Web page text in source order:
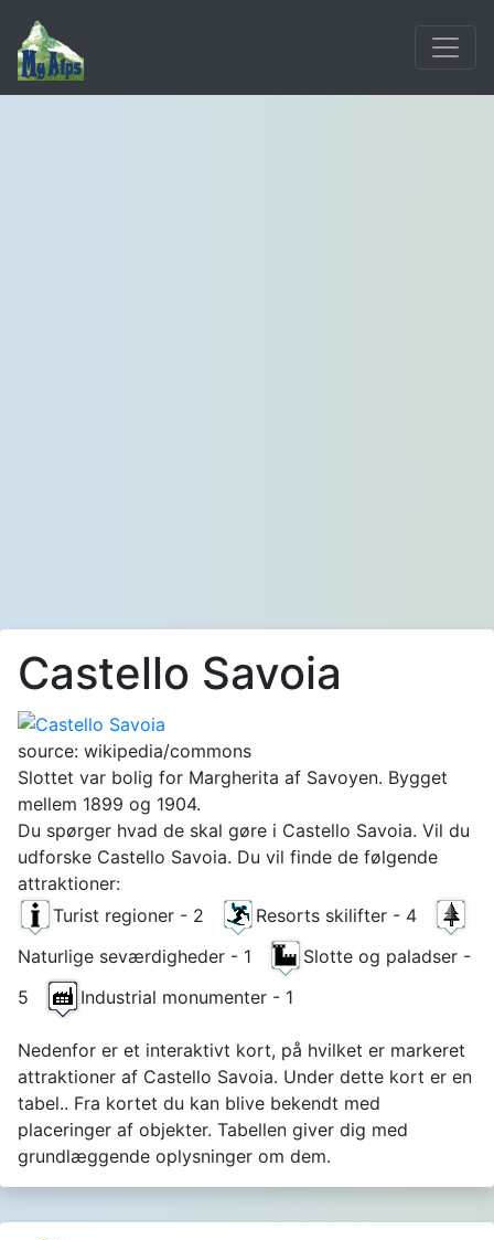
Castello Savoia
source: wikipedia/commons
Slottet var bolig for Margherita af Savoyen. Bygget
mellem 1899 og 1904.
Du spørger hvad de skal gøre i Castello Savoia. Vil du
udforske Castello Savoia. Du vil finde de følgende
attraktioner:
Turist regioner - 2
Resorts skilifter - 4
Naturlige seværdigheder - 1
Slotte og paladser -
5
Industrial monumenter - 1
Nedenfor er et interaktivt kort, på hvilket er markeret
attraktioner af Castello Savoia. Under dette kort er en
tabel.. Fra kortet du kan blive bekendt med
placeringer af objekter. Tabellen giver dig med
grundlæggende oplysninger om dem.